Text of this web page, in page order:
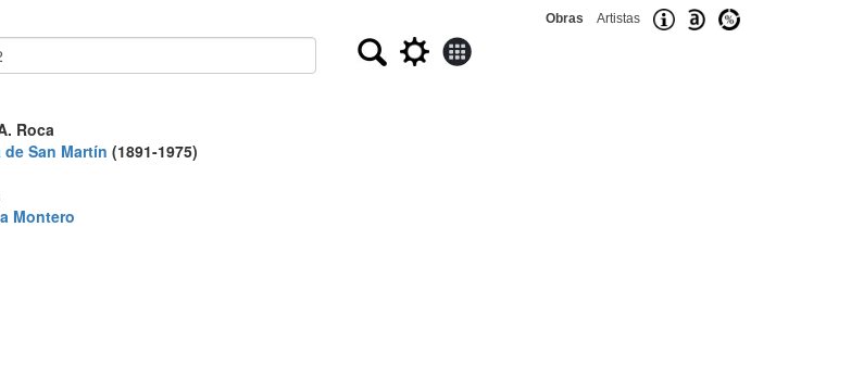
Obras Artistas
Roca
San Martín (1891-1975)
Montero